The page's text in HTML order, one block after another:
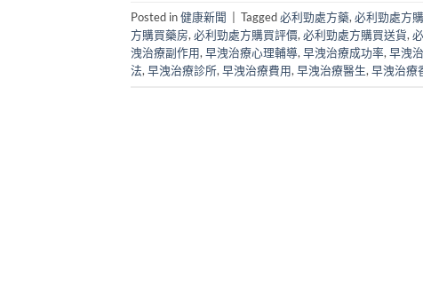
Posted in健康新聞 Tagged必利勁處方藥,必利勁處方
方購買藥房,必利勁處方購買評價,必利勁處方購買送貨,
洩治療副作用,早洩治療心理輔導,早洩治療成功率,早洩
法,早洩治療診所,早洩治療費用,早洩治療醫生,早洩治療